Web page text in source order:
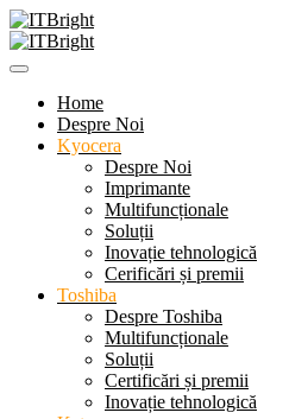
Home
Despre Noi
Kyocera
Despre Noi
Imprimante
Multifuncționale
Soluții
Inovație tehnologică
Cerificări și premii
Toshiba
Despre Toshiba
Multifuncționale
Soluții
Certificări și premii
Inovație tehnologică